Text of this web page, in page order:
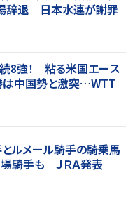
辞退 日本水連が謝罪
8強！ 粘る米国エース
中国勢と激突…WTT
とルメール騎手の騎乗馬
騎手も ＪＲＡ発表